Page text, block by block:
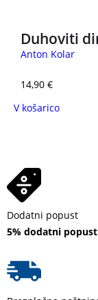
Duhoviti
Anton Kolar
14,90 €
V košarico
Dodatni popust
5% dodatni popust